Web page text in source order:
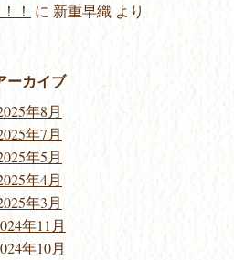
！ に 新重早織 より
ーカイブ
年8月
年7月
年5月
年4月
年3月
年11月
年10月